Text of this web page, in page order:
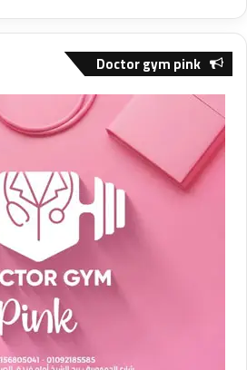
Doctor gym pink